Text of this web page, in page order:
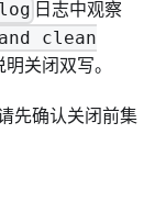
日志中观察
clean
关闭双写。
先确认关闭前集